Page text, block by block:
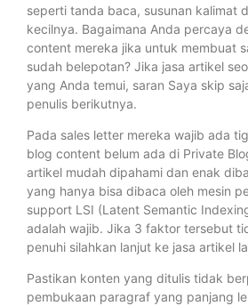
seperti tanda baca, susunan kalimat
kecilnya. Bagaimana Anda percaya
content mereka jika untuk membuat
sudah belepotan? Jika jasa artikel
yang Anda temui, saran Saya skip
penulis berikutnya.
Pada sales letter mereka wajib ada
blog content belum ada di Private
artikel mudah dipahami dan enak
yang hanya bisa dibaca oleh mesin
support LSI (Latent Semantic
adalah wajib. Jika 3 faktor tersebut
penuhi silahkan lanjut ke jasa artikel
Pastikan konten yang ditulis tidak
pembukaan paragraf yang panjang